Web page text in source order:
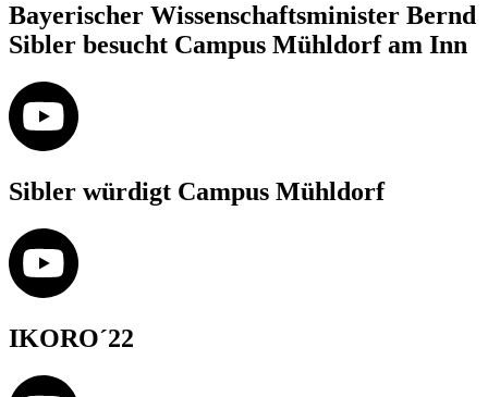
Bayerischer Wissenschaftsminister Bernd
Sibler besucht Campus Mühldorf am Inn
Sibler würdigt Campus Mühldorf
IKORO´22